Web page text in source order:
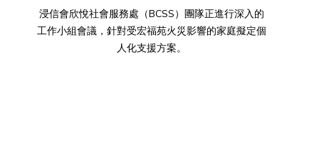
浸信會欣悅社會服務處（BCSS）團隊正進行深入的
工作小組會議，針對受宏福苑火災影響的家庭擬定個
人化支援方案。